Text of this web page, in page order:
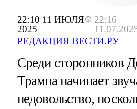
22:10 11 ИЮЛЯ
2025
22:16
РЕДАКЦИЯ ВЕСТИ.РУ
Среди сторонников
Трампа начинает
недовольство,